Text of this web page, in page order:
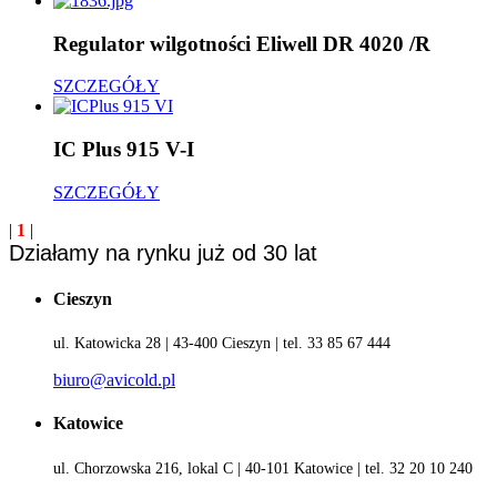
Regulator wilgotności Eliwell DR 4020 /R
SZCZEGÓŁY
IC Plus 915 V-I
SZCZEGÓŁY
| 1 |
Działamy na rynku już od 30 lat
Cieszyn
ul. Katowicka 28 | 43-400 Cieszyn | tel. 33 85 67 444
biuro@avicold.pl
Katowice
ul. Chorzowska 216, lokal C | 40-101 Katowice | tel. 32 20 10 240